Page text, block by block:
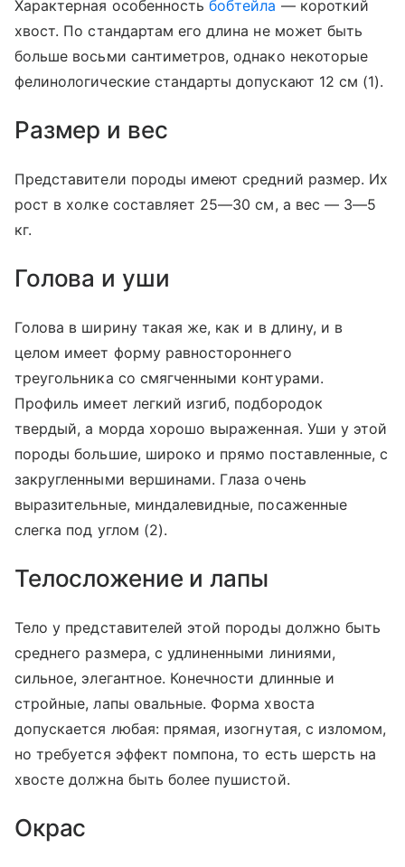
Характерная особенностьбобтейла — короткий
хвост. По стандартам его длина не может быть
больше восьми сантиметров, однако некоторые
фелинологические стандарты допускают 12 см (1).
Размер и вес
Представители породы имеют средний размер. Их
рост в холке составляет 25—30 см, а вес — 3—5
кг.
Голова и уши
Голова в ширину такая же, как и в длину, и в
целом имеет форму равностороннего
треугольника со смягченными контурами.
Профиль имеет легкий изгиб, подбородок
твердый, а морда хорошо выраженная. Уши у этой
породы большие, широко и прямо поставленные, с
закругленными вершинами. Глаза очень
выразительные, миндалевидные, посаженные
слегка под углом (2).
Телосложение и лапы
Тело у представителей этой породы должно быть
среднего размера, с удлиненными линиями,
сильное, элегантное. Конечности длинные и
стройные, лапы овальные. Форма хвоста
допускается любая: прямая, изогнутая, с изломом,
но требуется эффект помпона, то есть шерсть на
хвосте должна быть более пушистой.
Окрас